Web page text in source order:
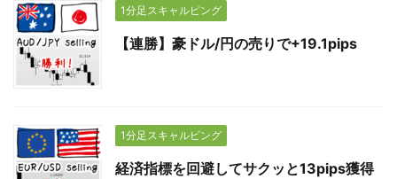
1分足スキャルピング
【連勝】豪ドル/円の売りで+19.1pips
1分足スキャルピング
経済指標を回避してサクッと13pips獲得